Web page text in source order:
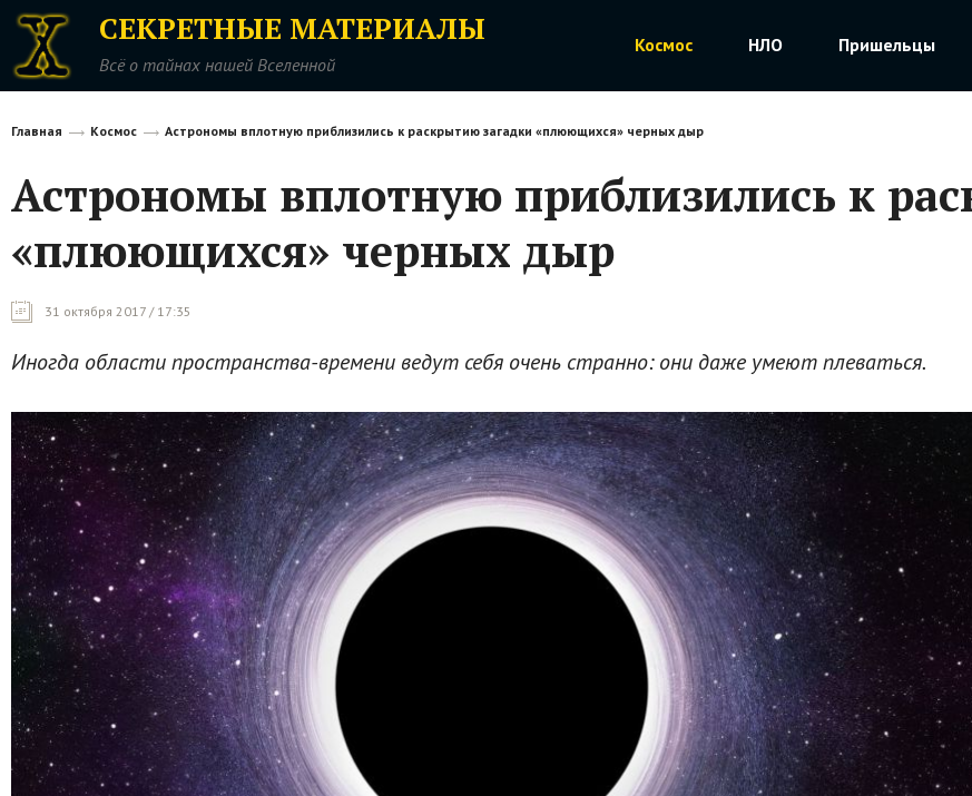
СЕКРЕТНЫЕ МАТЕРИАЛЫ
Всё о тайнах нашей Вселенной
Космос НЛО Пришельцы
Главная Космос Астрономы вплотную приблизились к раскрытию загадки «плюющихся» черных дыр
Астрономы вплотную приблизились к
«плюющихся» черных дыр
31 октября 2017 / 17:35
Иногда области пространства-времени ведут себя очень странно: они даже умеют плеваться.